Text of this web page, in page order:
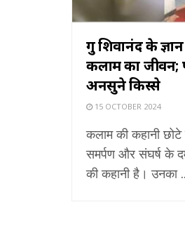
गुरु शिवानंद के
कलाम का
अनसुने किस्से
15 OCTOBER 2024
कलाम की कहानी
समर्पण और संघर्ष के
की कहानी है। उनका